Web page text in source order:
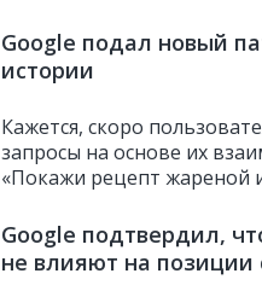
Google подал новый
истории
Кажется, скоро
запросы на основе их
«Покажи рецепт жареной
Google подтвердил,
не влияют на позиции